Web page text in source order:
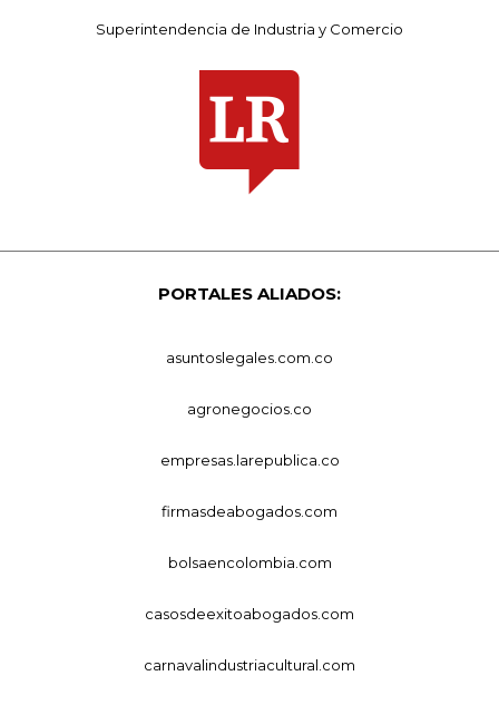
Superintendencia de Industria y Comercio
PORTALES ALIADOS:
asuntoslegales.com.co
agronegocios.co
empresas.larepublica.co
firmasdeabogados.com
bolsaencolombia.com
casosdeexitoabogados.com
carnavalindustriacultural.com